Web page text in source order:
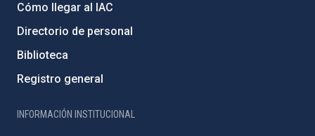
Cómo llegar al IAC
Directorio de personal
Biblioteca
Registro general
INFORMACIÓN INSTITUCIONAL